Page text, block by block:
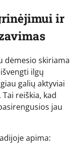
ir
dėmesio skiriama
ilgų
galių aktyviai
reiškia, kad
jau
apima: